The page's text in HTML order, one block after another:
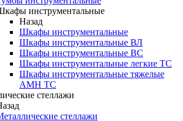
инструментальные
Назад
Шкафы инструментальные
Шкафы инструментальные ВЛ
Шкафы инструментальные ВС
Шкафы инструментальные легкие ТС
Шкафы инструментальные тяжелые
AMH TC
стеллажи
стеллажи